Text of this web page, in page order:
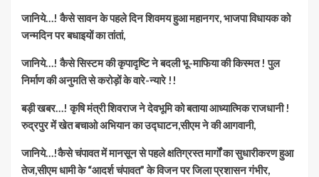
जानिये…! कैसे सावन के पहले दिन शिवमय हुआ महानगर, भाजपा विधायक को
जन्मदिन पर बधाइयों का तांतां,
जानिये…! कैसे सिस्टम की कृपादृष्टि ने बदली भू-माफिया की किस्मत ! पुल
निर्माण की अनुमति से करोड़ों के वारे-न्यारे !!
बड़ी खबर…! कृषि मंत्री शिवराज ने देवभूमि को बताया आध्यात्मिक राजधानी !
रुद्रपुर में खेत बचाओ अभियान का उद्घाटन,सीएम ने की आगवानी,
जानिये…!कैसे चंपावत में मानसून से पहले क्षतिग्रस्त मार्गों का सुधारीकरण हुआ
तेज,सीएम धामी के “आदर्श चंपावत” के विजन पर जिला प्रशासन गंभीर,